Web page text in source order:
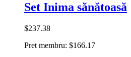
Set Inima sănătoasă
$237.38
Pret membru: $166.17